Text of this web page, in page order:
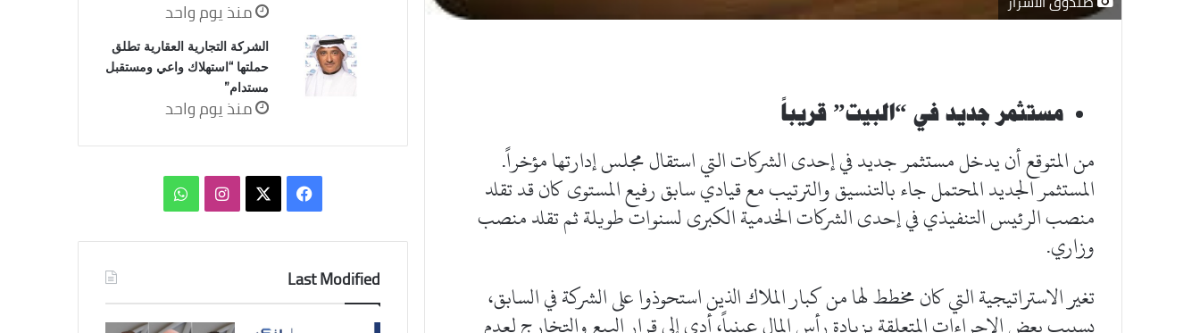
مستثمر جديد في “البيت” قريباً
من المتوقع أن يدخل مستثمر جديد في إحدى الشركات التي استقال مجلس إدارتها مؤخراً.
المستثمر الجديد المحتمل جاء بالتنسيق والترتيب مع قيادي سابق رفيع المستوى كان قد تقلد
منصب الرئيس التنفيذي في إحدى الشركات الخدمية الكبرى لسنوات طويلة ثم تقلد منصب
وزاري.
تغير الاستراتيجية التي كان مخطط لها من كبار الملاك الذين استحوذوا على الشركة في السابق،
منذ يوم واحد
الشركة التجارية العقارية تطلق
حملتها “استهلاك واعي ومستقبل
مستدام”
منذ يوم واحد
فيسبوك انستقرامواتساب
Last Modified